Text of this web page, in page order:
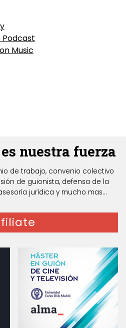
Podcast
Music
nuestra fuerza
de trabajo, convenio colectivo
de guionista, defensa de la
jurídica y mucho mas...